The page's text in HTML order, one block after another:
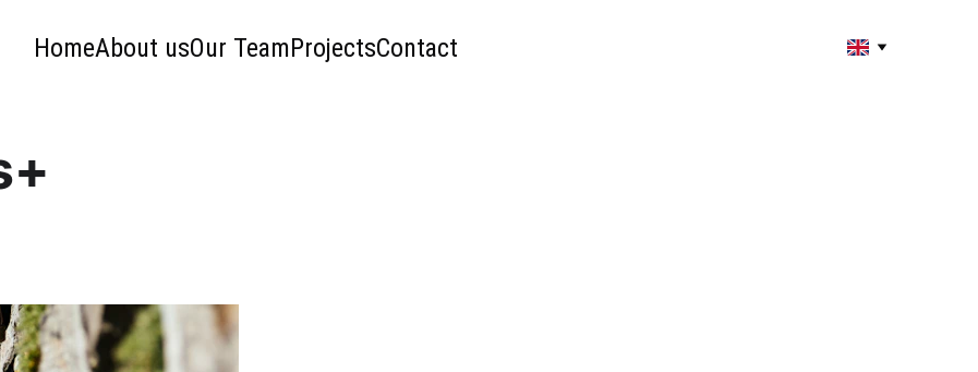
HomeAbout usOur TeamProjectsContact